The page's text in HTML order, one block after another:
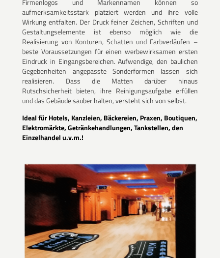
Firmenlogos und Markennamen können so
aufmerksamkeitsstark platziert werden und ihre volle
Wirkung entfalten. Der Druck feiner Zeichen, Schriften und
Gestaltungselemente ist ebenso möglich wie die
Realisierung von Konturen, Schatten und Farbverläufen –
beste Voraussetzungen für einen werbewirksamen ersten
Eindruck in Eingangsbereichen. Aufwendige, den baulichen
Gegebenheiten angepasste Sonderformen lassen sich
realisieren. Dass die Matten darüber hinaus
Rutschsicherheit bieten, ihre Reinigungsaufgabe erfüllen
und das Gebäude sauber halten, versteht sich von selbst.
Ideal für Hotels, Kanzleien, Bäckereien, Praxen, Boutiquen,
Elektromärkte, Getränkehandlungen, Tankstellen, den
Einzelhandel u.v.m.!